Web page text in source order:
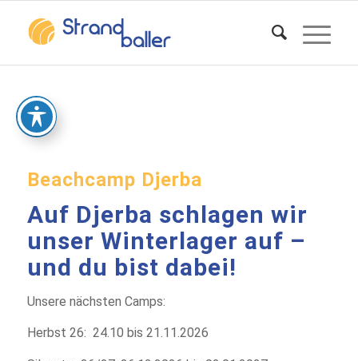
Beachcamp Djerba
Auf Djerba schlagen wir
unser Winterlager auf –
und du bist dabei!
Unsere nächsten Camps:
Herbst 26: 24.10 bis 21.11.2026